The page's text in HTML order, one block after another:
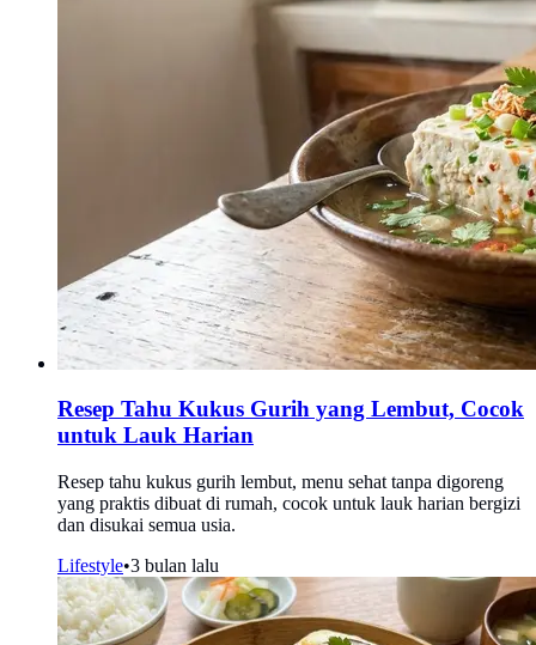
Resep Tahu Kukus Gurih yang Lembut, Cocok
untuk Lauk Harian
Resep tahu kukus gurih lembut, menu sehat tanpa digoreng
yang praktis dibuat di rumah, cocok untuk lauk harian bergizi
dan disukai semua usia.
Lifestyle•3 bulan lalu